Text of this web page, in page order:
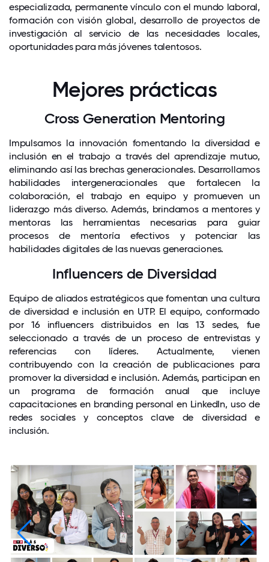
especializada, permanente vínculo con el mundo laboral,
formación con visión global, desarrollo de proyectos de
investigación al servicio de las necesidades locales,
oportunidades para más jóvenes talentosos.
Mejores prácticas
Cross Generation Mentoring
Impulsamos la innovación fomentando la diversidad e
inclusión en el trabajo a través del aprendizaje mutuo,
eliminando así las brechas generacionales. Desarrollamos
habilidades intergeneracionales que fortalecen la
colaboración, el trabajo en equipo y promueven un
liderazgo más diverso. Además, brindamos a mentores y
mentoras las herramientas necesarias para guiar
procesos de mentoría efectivos y potenciar las
habilidades digitales de las nuevas generaciones.
Influencers de Diversidad
Equipo de aliados estratégicos que fomentan una cultura
de diversidad e inclusión en UTP. El equipo, conformado
por 16 influencers distribuidos en las 13 sedes, fue
seleccionado a través de un proceso de entrevistas y
referencias con líderes. Actualmente, vienen
contribuyendo con la creación de publicaciones para
promover la diversidad e inclusión. Además, participan en
un programa de formación anual que incluye
capacitaciones en branding personal en LinkedIn, uso de
redes sociales y conceptos clave de diversidad e
inclusión.